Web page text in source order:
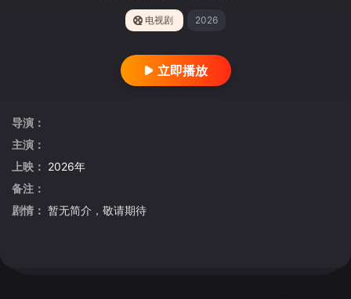
电视剧 2026
立即播放
导演：
主演：
上映： 2026年
备注：
剧情： 暂无简介，敬请期待